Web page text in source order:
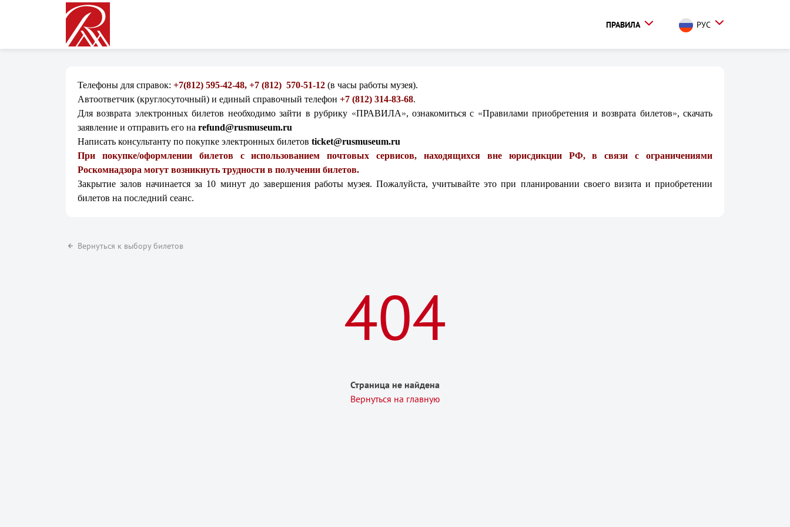
ПРАВИЛА РУС
Телефоны для справок: +7(812) 595-42-48, +7 (812) 570-51-12 (в часы работы музея).
Автоответчик (круглосуточный) и единый справочный телефон +7 (812) 314-83-68.
Для возврата электронных билетов необходимо зайти в рубрику «ПРАВИЛА», ознакомитьсяс «Правилами приобретения и возврата билетов», скачать
заявление и отправить его на refund@rusmuseum.ru
Написать консультанту по покупке электронных билетов ticket@rusmuseum.ru
При покупке/оформлении билетов с использованием почтовых сервисов, находящихся вне юрисдикции РФ, в связи с ограничениями
Роскомнадзора могут возникнуть трудности в получении билетов.
Закрытие залов начинается за 10 минут до завершения работы музея. Пожалуйста, учитывайте это при планировании своего визита и приобретении
билетов на последний сеанс.
Вернуться к выбору билетов
404
Страница не найдена
Вернуться на главную